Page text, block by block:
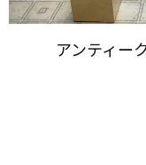
アンティー